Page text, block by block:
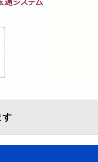
す